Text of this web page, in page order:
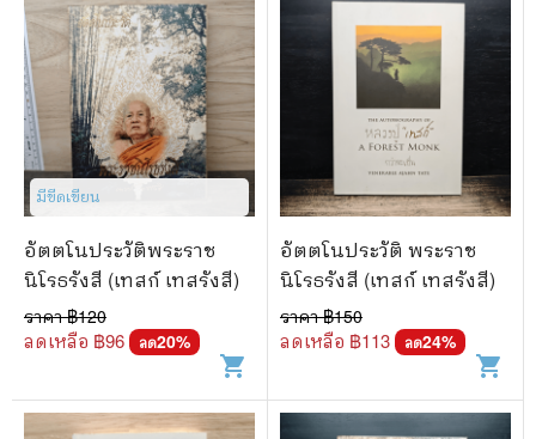
มีขีดเขียน
อัตตโนประวัติพระราช
นิโรธรังสี (เทสก์ เทสรังสี)
ราคา ฿120
ลดเหลือ ฿96 ลด20%
shopping_cart
อัตตโนประวัติ พระราช
นิโรธรังสี (เทสก์ เทสรังสี)
ราคา ฿150
ลดเหลือ ฿113 ลด24%
shopping_cart